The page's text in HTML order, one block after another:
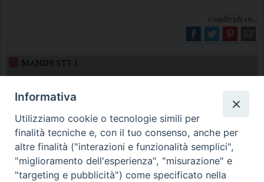
condividi su...
MANIFESTI-1
Diocesi di Melfi Rapolla Venosa
Informativa
Utilizziamo cookie o tecnologie simili per
finalità tecniche e, con il tuo consenso, anche per
altre finalità ("interazioni e funzionalità semplici",
"miglioramento dell'esperienza", "misurazione" e
"targeting e pubblicità") come specificato nella